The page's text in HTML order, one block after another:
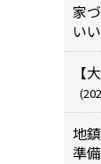
家
い
【
地
準